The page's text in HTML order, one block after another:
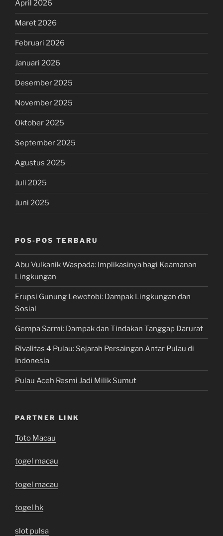
April 2026
Maret 2026
Februari 2026
Januari 2026
Desember 2025
November 2025
Oktober 2025
September 2025
Agustus 2025
Juli 2025
Juni 2025
POS-POS TERBARU
Abu Vulkanik Waspada: Implikasinya bagi Keamanan
Lingkungan
Erupsi Gunung Lewotobi: Dampak Lingkungan dan
Sosial
Gempa Sarmi: Dampak dan Tindakan Tanggap Darurat
Rivalitas 4 Pulau: Sejarah Persaingan Antar Pulau di
Indonesia
Pulau Aceh Resmi Jadi Milik Sumut
PARTNER LINK
Toto Macau
togel macau
togel macau
togel hk
slot pulsa